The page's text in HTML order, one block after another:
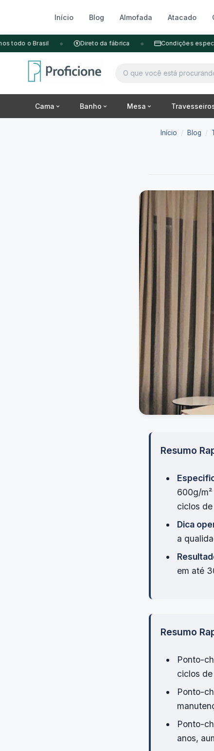
Início Blog Almofada Atacado
Pular
para
conteúdo
todo o Brasil Direto da fábrica Condições
Buscar
Cama Banho Mesa
Início / Blog /
Resumo
600g/
ciclos
Dica
a
em até
Resumo
Ponto-
ciclos
Ponto-
Ponto-
anos,